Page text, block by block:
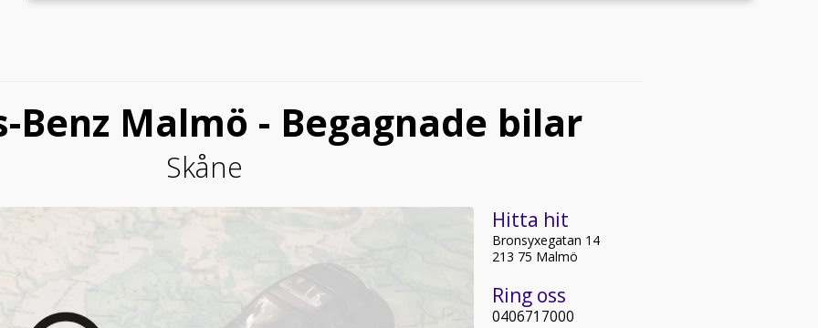
Benz Malmö - Begagnade bilar
Skåne
Hitta hit
Bronsyxegatan 14
213 75 Malmö
Ring oss
0406717000